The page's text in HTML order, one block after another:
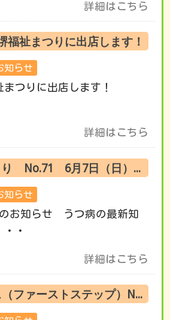
詳細はこちら
祉まつりに出店します！
知らせ
つりに出店します！
詳細はこちら
家族会だより No.71 6月7日（日） オンライン試聴のお知らせ
知らせ
お知らせ うつ病の最新知
・
詳細はこちら
FSニュース（ファーストステップ）No.220 6月の活動です